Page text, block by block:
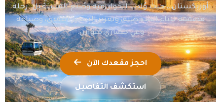
أوزبكستان… حيث وُلدت الخوارزمية وصُنع المستقبل. رحلة
مصممة لبناء الشخصية، وتعزيز التفكير النقدي، وصناعة
وعي حضاري متوازن.
احجز مقعدك الآن
استكشف التفاصيل